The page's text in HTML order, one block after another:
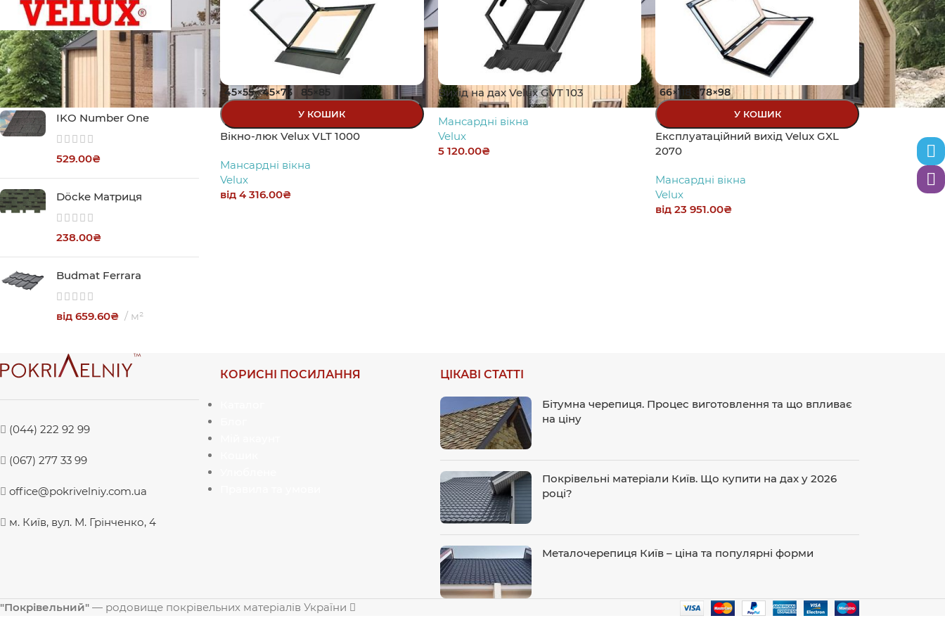
Velux
БЕСТСЕЛЕР
IKO Number One
529.00₴
Döcke Матриця
238.00₴
Budmat Ferrara
від 659.60₴ м²
45×55 45×73 85×85
У КОШИК
Вікно-люк Velux VLT 1000
Мансардні вікна
Velux
від 4 316.00₴
Вихід на дах Velux GVT 103
Мансардні вікна
Velux
5 120.00₴
66×118 78×98
У КОШИК
Експлуатаційний вихід Velux GXL
2070
Мансардні вікна
Velux
від23 951.00₴
(044) 222 92 99
(067) 277 33 99
office@pokrivelniy.com.ua
м. Київ, вул. М. Грінченко, 4
КОРИСНІ ПОСИЛАННЯ ЦІКАВІ СТАТТІ
Бітумна черепиця. Процес виготовлення та що впливає
на ціну
Покрівельні матеріали Київ. Що купити на дах у 2026
році?
Металочерепиця Київ – ціна та популярні форми
"Покрівельний" — родовище покрівельних матеріалів України